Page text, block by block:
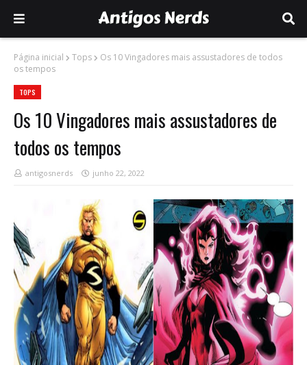
Página inicial Tops
Os 10 Vingadores mais assustadores de todos
os tempos
TOPS
Os 10 Vingadores mais assustadores de
todos os tempos
antigosnerds junho 22, 2022